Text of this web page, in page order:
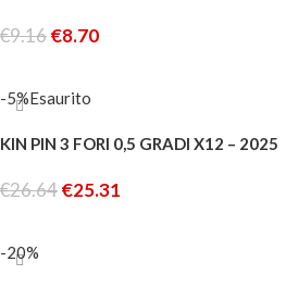
€9.16€8.70
-5%Esaurito
KIN PIN 3 FORI 0,5 GRADI X12 – 2025
€26.64€25.31
-20%